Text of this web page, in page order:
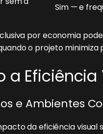
Sim — e
por economia
o projeto minimiza
a
e Ambientes
da eficiência visual